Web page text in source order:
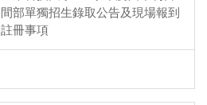
間部單獨招生錄取公告及現場報到
註冊事項